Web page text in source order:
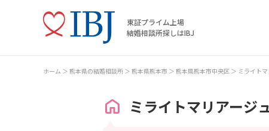
東証プライム上場
結婚相談所探しはIBJ
ホーム 熊本県の結婚相談所 熊本県熊本市 熊本県熊本市中央区 ミライト
ミライトマリアージ